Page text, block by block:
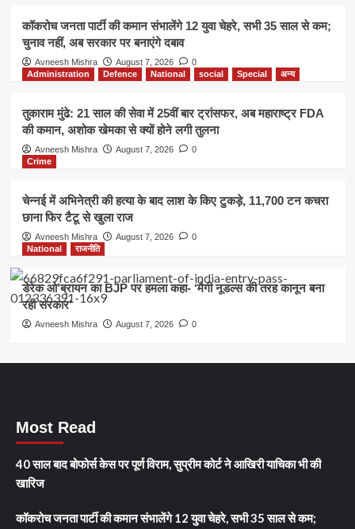
कॉकरोच जनता पार्टी की कमान संभालेंगे 12 युवा चेहरे, सभी 35 साल से कम;
चुनाव नहीं, अब सरकार पर बनाएंगे दबाव
Avneesh Mishra August 7, 2026
0
Administration
Defence National social Special अन्य
तुकाराम मुंढे: 21 साल की सेवा में 25वीं बार ट्रांसफर, अब महाराष्ट्र FDA
की कमान, अशोक खेमका से क्यों होने लगी तुलना
Avneesh Mishra August 7, 2026
0
Crime
चेन्नई में अभिनेत्री की हत्या के बाद लाश के किए टुकड़े, 11,700 टन कचरा
छाना फिर टैटू से खुला राज
Avneesh Mishra August 7, 2026
0
National
राजनीति
डेरेक ओ’ब्रायन का BJP पर हमला कहा- ‘मैगी नूडल्स की तरह कानून बना
रही सरकार’
Avneesh Mishra August 7, 2026 0
Most Read
40 साल बाद बोफोर्स केस पर पूर्ण विराम, सुप्रीम कोर्ट ने आखिरी याचिका भी की
खारिज
कॉकरोच जनता पार्टी की कमान संभालेंगे 12 युवा चेहरे, सभी 35 साल से कम;